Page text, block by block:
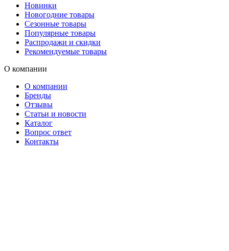
Новинки
Новогодние товары
Сезонные товары
Популярные товары
Распродажи и скидки
Рекомендуемые товары
О компании
О компании
Бренды
Отзывы
Статьи и новости
Каталог
Вопрос ответ
Контакты